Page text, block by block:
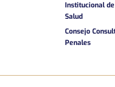
Institucional
Salud
Consejo
Penales